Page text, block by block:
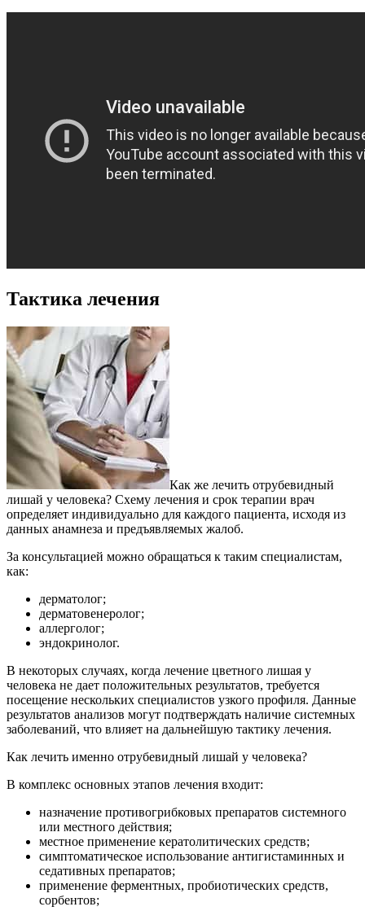
Тактика лечения
Как же лечить отрубевидный
лишай у человека? Схему лечения и срок терапии врач
определяет индивидуально для каждого пациента, исходя из
данных анамнеза и предъявляемых жалоб.
За консультацией можно обращаться к таким специалистам,
как:
дерматолог;
дерматовенеролог;
аллерголог;
эндокринолог.
В некоторых случаях, когда лечение цветного лишая у
человека не дает положительных результатов, требуется
посещение нескольких специалистов узкого профиля. Данные
результатов анализов могут подтверждать наличие системных
заболеваний, что влияет на дальнейшую тактику лечения.
Как лечить именно отрубевидный лишай у человека?
В комплекс основных этапов лечения входит:
назначение противогрибковых препаратов системного
или местного действия;
местное применение кератолитических средств;
симптоматическое использование антигистаминных и
седативных препаратов;
применение ферментных, пробиотических средств,
сорбентов;